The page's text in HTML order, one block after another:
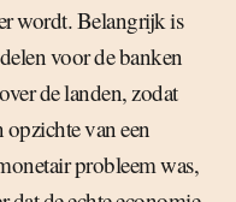
wordt. Belangrijk is
voor de banken
de landen, zodat
opzichte van een
probleem was,